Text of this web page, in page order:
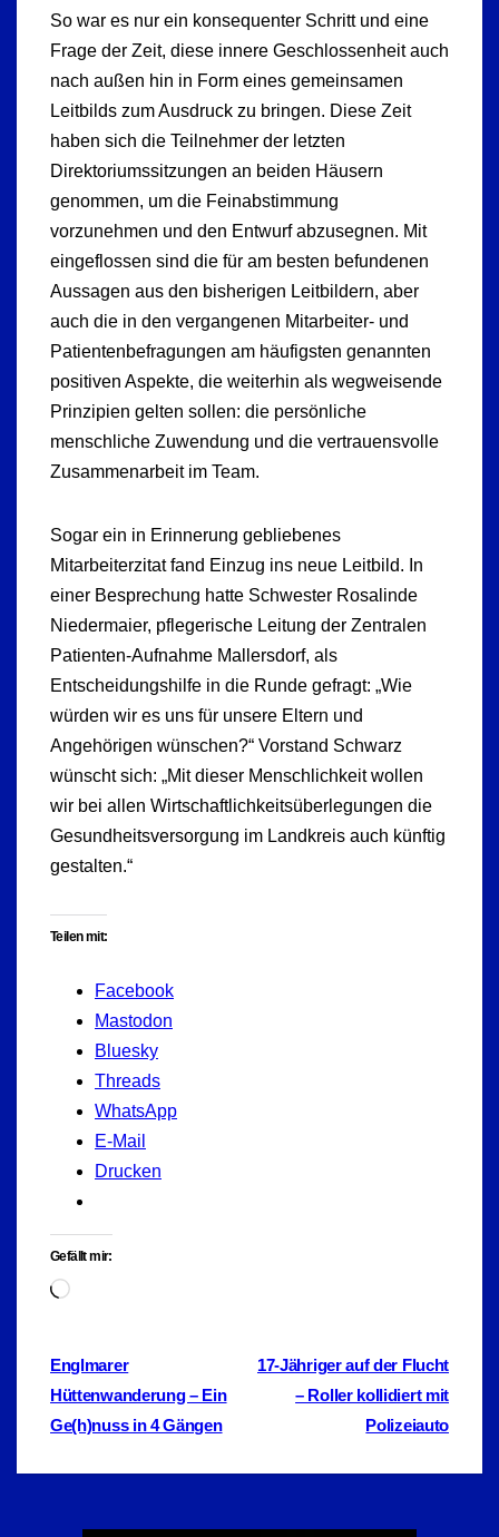
So war es nur ein konsequenter Schritt und eine
Frage der Zeit, diese innere Geschlossenheit auch
nach außen hin in Form eines gemeinsamen
Leitbilds zum Ausdruck zu bringen. Diese Zeit
haben sich die Teilnehmer der letzten
Direktoriumssitzungen an beiden Häusern
genommen, um die Feinabstimmung
vorzunehmen und den Entwurf abzusegnen. Mit
eingeflossen sind die für am besten befundenen
Aussagen aus den bisherigen Leitbildern, aber
auch die in den vergangenen Mitarbeiter- und
Patientenbefragungen am häufigsten genannten
positiven Aspekte, die weiterhin als wegweisende
Prinzipien gelten sollen: die persönliche
menschliche Zuwendung und die vertrauensvolle
Zusammenarbeit im Team.
Sogar ein in Erinnerung gebliebenes
Mitarbeiterzitat fand Einzug ins neue Leitbild. In
einer Besprechung hatte Schwester Rosalinde
Niedermaier, pflegerische Leitung der Zentralen
Patienten-Aufnahme Mallersdorf, als
Entscheidungshilfe in die Runde gefragt: „Wie
würden wir es uns für unsere Eltern und
Angehörigen wünschen?“ Vorstand Schwarz
wünscht sich: „Mit dieser Menschlichkeit wollen
wir bei allen Wirtschaftlichkeitsüberlegungen die
Gesundheitsversorgung im Landkreis auch künftig
gestalten.“
Teilen mit:
Facebook
Mastodon
Bluesky
Threads
WhatsApp
E-Mail
Drucken
Gefällt mir:
Wird
Beitragsnavigation17-Jähriger auf der Flucht
– Roller kollidiert mit
Polizeiauto
Englmarer
Hüttenwanderung – Ein
Ge(h)nuss in 4 Gängen